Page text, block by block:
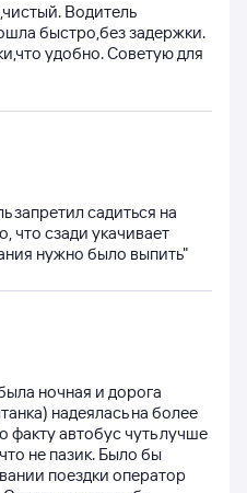
Водитель
быстро,без задержки.
удобно. Советую для
запретил садиться на
что сзади укачивает
нужно было выпить"
ночная и дорога
надеялась на более
автобус чуть лучше
не пазик. Было бы
поездки оператор